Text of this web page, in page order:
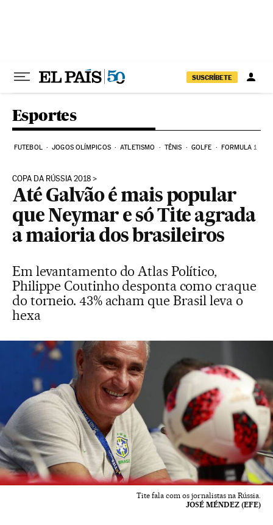
SUSCRÍBETE
Esportes
FUTEBOL JOGOS OLÍMPICOS ATLETISMO TÊNIS GOLFE FORMULA 1
COPA DA RÚSSIA 2018
Até Galvão é mais popular
que Neymar e só Tite agrada
a maioria dos brasileiros
Em levantamento do Atlas Político,
Philippe Coutinho desponta como craque
do torneio. 43% acham que Brasil leva o
hexa
Tite fala com os jornalistas na Rússia.
JOSÉ MÉNDEZ (EFE)